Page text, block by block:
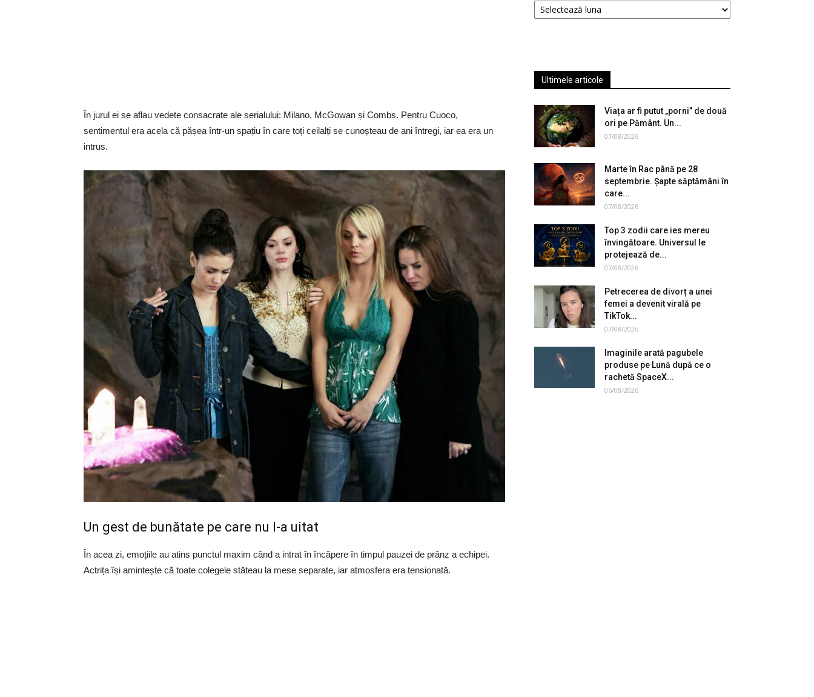
În jurul ei se aflau vedete consacrate ale serialului: Milano, McGowan și Combs. Pentru Cuoco,
sentimentul era acela că pășea într-un spațiu în care toți ceilalți se cunoșteau de ani întregi, iar ea era un
intrus.
Un gest de bunătate pe care nu l-a uitat
În acea zi, emoțiile au atins punctul maxim când a intrat în încăpere în timpul pauzei de prânz a echipei.
Actrița își amintește că toate colegele stăteau la mese separate, iar atmosfera era tensionată.
Ultimele articole
Viața ar fi putut „porni” de două
ori pe Pământ. Un...
07/08/2026
Marte în Rac până pe 28
septembrie. Șapte săptămâni în
care...
07/08/2026
Top 3 zodii care ies mereu
învingătoare. Universul le
protejează de...
07/08/2026
Petrecerea de divorț a unei
femei a devenit virală pe
TikTok...
07/08/2026
Imaginile arată pagubele
produse pe Lună după ce o
rachetă SpaceX...
06/08/2026